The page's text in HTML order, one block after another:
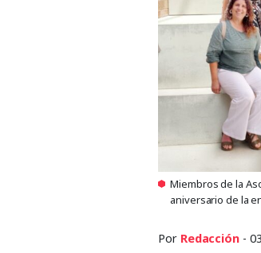
Miembros de la
aniversario de la
Por Redacción-